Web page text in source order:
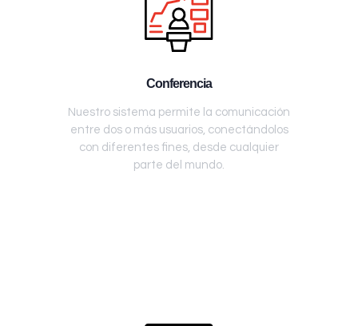
Conferencia
Nuestro sistema permite la comunicación
entre dos o más usuarios, conectándolos
con diferentes fines, desde cualquier
parte del mundo.